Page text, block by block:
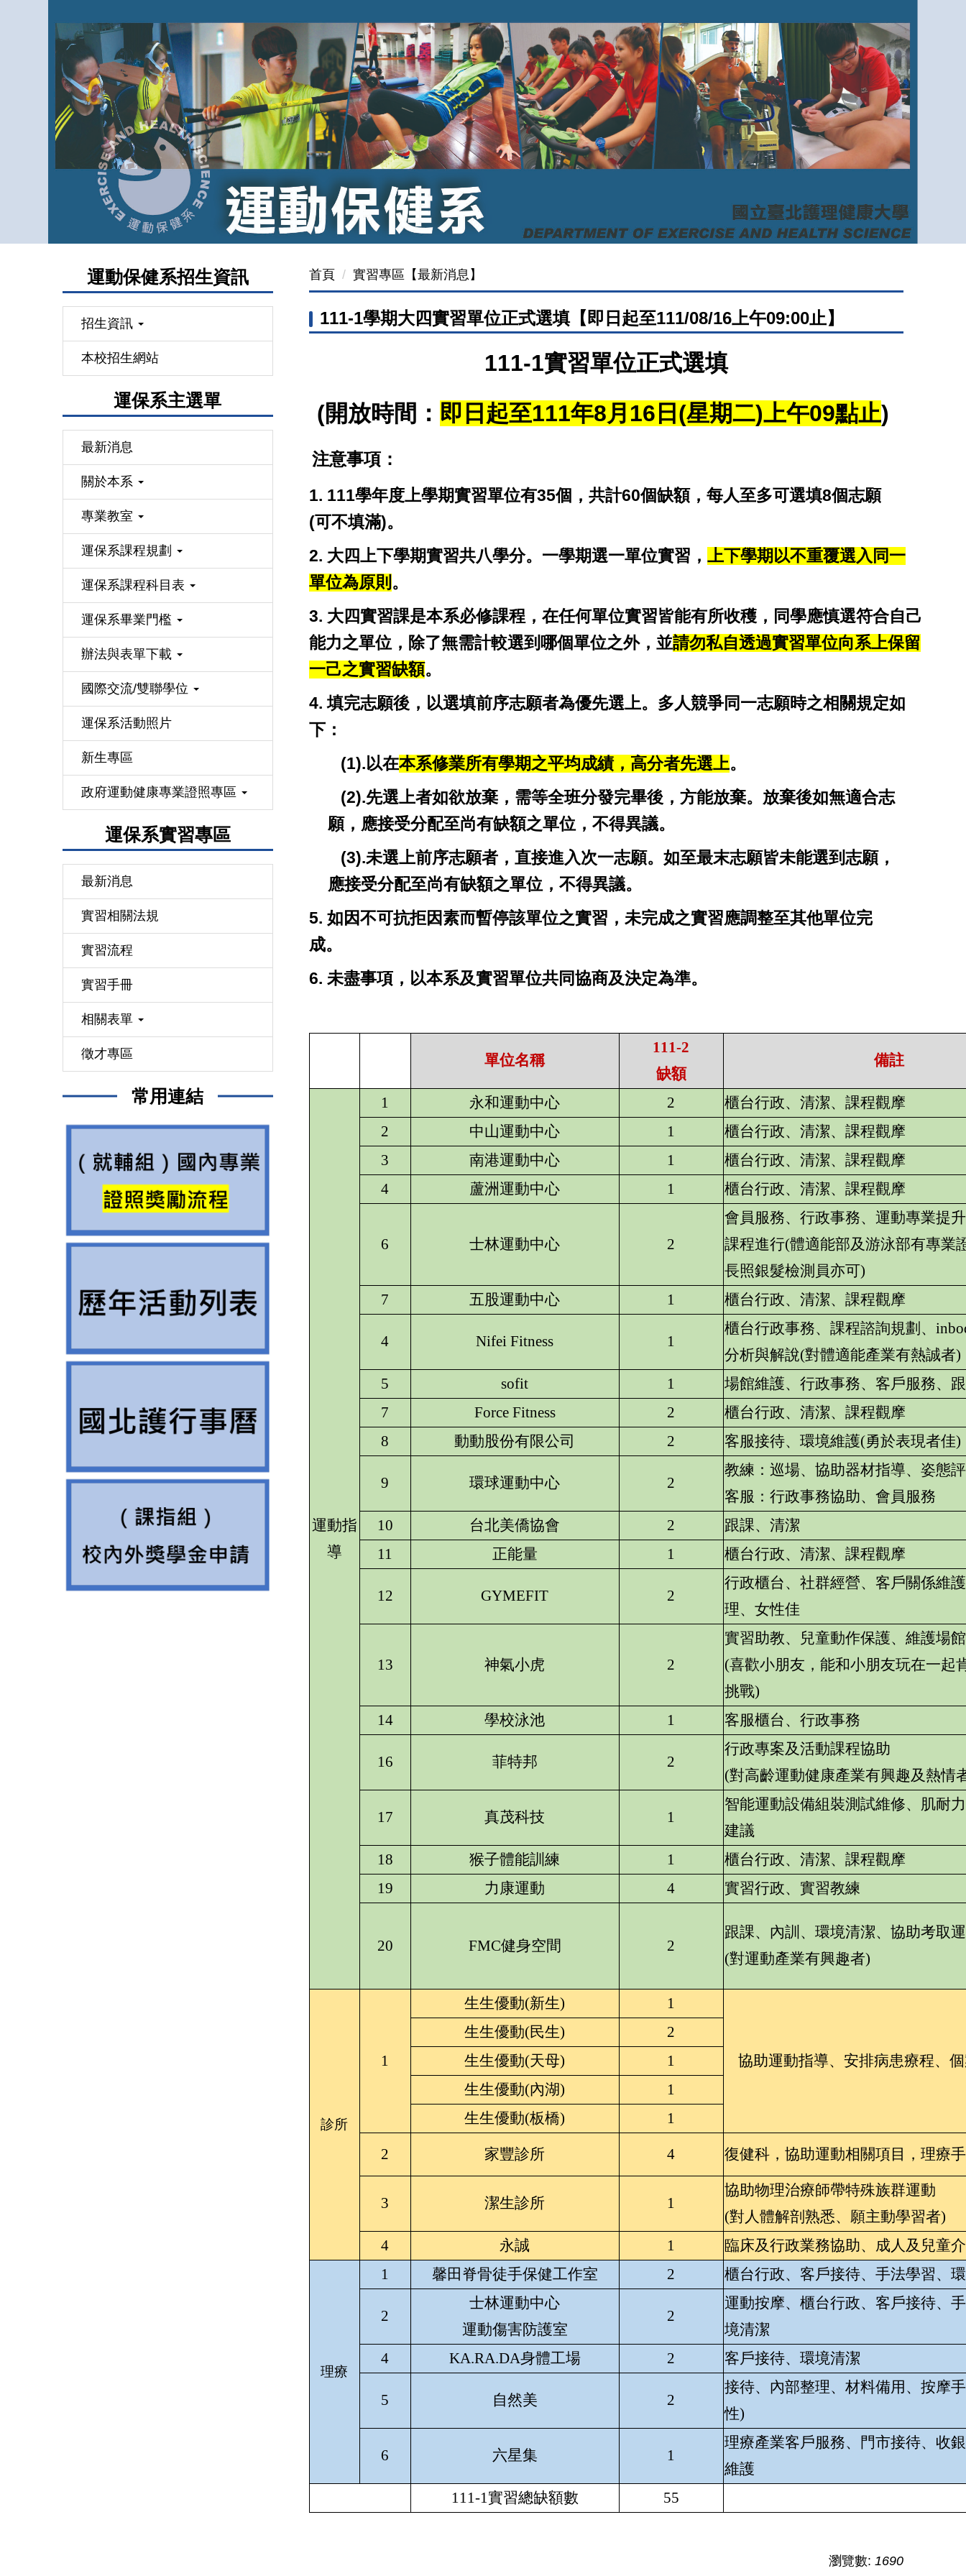
運動保健系招生資訊
招生資訊
本校招生網站
運保系主選單
最新消息
關於本系
專業教室
運保系課程規劃
運保系課程科目表
運保系畢業門檻
辦法與表單下載
國際交流/雙聯學位
運保系活動照片
新生專區
政府運動健康專業證照專區
運保系實習專區
最新消息
實習相關法規
實習流程
實習手冊
相關表單
徵才專區
常用連結
首頁 實習專區【最新消息】
111-1學期大四實習單位正式選填【即日起至111/08/16上午09:00止】
111-1實習單位正式選填
(開放時間： 即日起至111年8月16日(星期二)上午09點止)
注意事項：
1. 111學年度上學期實習單位有35個，共計60個缺額，每人至多可選填8個志願
(可不填滿)。
2. 大四上下學期實習共八學分。一學期選一單位實習， 上下學期以不重覆選入同一
單位為原則 。
3. 大四實習課是本系必修課程，在任何單位實習皆能有所收穫，同學應慎選符合自己
能力之單位，除了無需計較選到哪個單位之外，並請勿私自透過實習單位向系上保留
一己之實習缺額。
4. 填完志願後，以選填前序志願者為優先選上。多人競爭同一志願時之相關規定如
下：
(1).以在本系修業所有學期之平均成績，高分者先選上。
(2).先選上者如欲放棄，需等全班分發完畢後，方能放棄。放棄後如無適合志
願，應接受分配至尚有缺額之單位，不得異議。
(3).未選上前序志願者，直接進入次一志願。如至最末志願皆未能選到志願，
應接受分配至尚有缺額之單位，不得異議。
5. 如因不可抗拒因素而暫停該單位之實習，未完成之實習應調整至其他單位完
成。
6. 未盡事項，以本系及實習單位共同協商及決定為準。
單位名稱
111-2
缺額
備註
運動指
導
1 永和運動中心 2
櫃台行政、清潔、課程觀摩
2
中山運動中心 1
櫃台行政、清潔、課程觀摩
3
南港運動中心 1
櫃台行政、清潔、課程觀摩
4
蘆洲運動中心 1 櫃台行政、清潔、課程觀摩
6 士林運動中心 2
會員服務、行政事務、運動專業提
課程進行(體適能部及游泳部有專業
長照銀髮檢測員亦可)
7
五股運動中心 1 櫃台行政、清潔、課程觀摩
4 Nifei Fitness 1
櫃台行政事務、課程諮詢規劃、
分析與解說(對體適能產業有熱誠者)
5
sofit 1
場館維護、行政事務、客戶服務、
7
Force Fitness 2
櫃台行政、清潔、課程觀摩
8
動動股份有限公司 2 客服接待、環境維護(勇於表現者佳)
9 環球運動中心 2
教練：巡場、協助器材指導、姿態
客服：行政事務協助、會員服務
10
台北美僑協會 2
跟課、清潔
11
正能量 1 櫃台行政、清潔、課程觀摩
12 GYMEFIT 2
行政櫃台、社群經營、客戶關係維
理、女性佳
13 神氣小虎 2
實習助教、兒童動作保護、維護場
(喜歡小朋友，能和小朋友玩在一起
挑戰)
14
學校泳池 1 客服櫃台、行政事務
16 菲特邦 2
行政專案及活動課程協助
(對高齡運動健康產業有興趣及熱情
17 真茂科技 1
智能運動設備組裝測試維修、肌耐
建議
18
猴子體能訓練 1
櫃台行政、清潔、課程觀摩
19
力康運動 4 實習行政、實習教練
20 FMC健身空間 2
跟課、內訓、環境清潔、協助考取
(對運動產業有興趣者)
診所
1
生生優動(新生) 1
協助運動指導、安排病患療程、
生生優動(民生)
2
生生優動(天母)
1
生生優動(內湖)
1
生生優動(板橋)
1
2 家豐診所 4 復健科，協助運動相關項目，理療
3 潔生診所 1
協助物理治療師帶特殊族群運動
(對人體解剖熟悉、願主動學習者)
4
永誠 1 臨床及行政業務協助、成人及兒童
理療
1 馨田脊骨徒手保健工作室 2 櫃台行政、客戶接待、手法學習、
2
士林運動中心
運動傷害防護室
2
運動按摩、櫃台行政、客戶接待、
境清潔
4
KA.RA.DA身體工場 2 客戶接待、環境清潔
5 自然美 2
接待、內部整理、材料備用、按摩
性)
6 六星集 1
理療產業客戶服務、門市接待、收
維護
111-1實習總缺額數
55
瀏覽數: 1690